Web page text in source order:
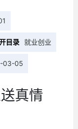
目录 就业创业
03-05
真情